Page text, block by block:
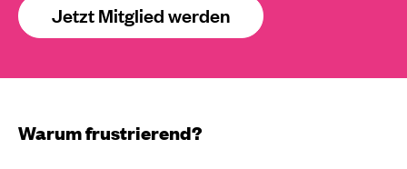
Jetzt Mitglied werden
Warum frustrierend?